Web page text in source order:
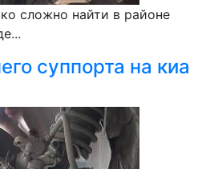
сложно найти в районе
суппорта на киа